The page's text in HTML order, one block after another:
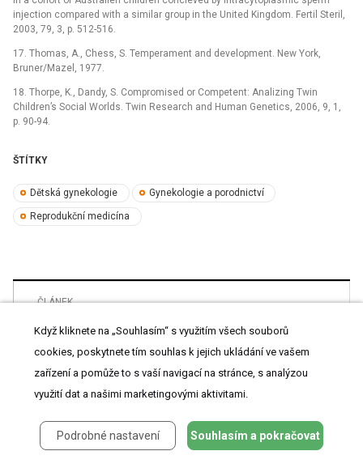
injection compared with a similar group in the United Kingdom. Fertil Steril,
2003, 79, 3, p. 512-516.
17. Thomas, A., Chess, S. Temperament and development. New York,
Bruner/Mazel, 1977.
18. Thorpe, K., Dandy, S. Compromised or Competent: Analizing Twin
Children’s Social Worlds. Twin Research and Human Genetics, 2006, 9, 1,
p. 90-94.
ŠTÍTKY
Dětská gynekologie Gynekologie a porodnictví
Reprodukční medicína
ČLÁNEK
Psychomotorický a kognitivní vývoj dětí
narozených po mimotělním oplodnění metodou
intracytoplazmatické injekce spermie
Když kliknete na „Souhlasím“ s využitím všech souborů
cookies, poskytnete tím souhlas k jejich ukládání ve vašem
zařízení a pomůže to s vaší navigací na stránce, s analýzou
využití dat a našimi marketingovými aktivitami.
Podrobné nastavení Souhlasím a pokračovat